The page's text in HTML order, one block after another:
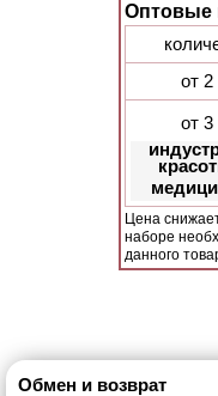
Оптовые
от
от
Цена
наборе
данного
Обмен и возврат